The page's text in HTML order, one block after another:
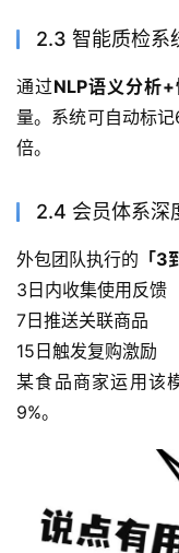
2.3 智能质检系
通过NLP语义分析
量。系统可自动标
倍。
2.4 会员体系深
外包团队执行的 「
3日内收集使用反馈
7日推送关联商品
15日触发复购激励
某食品商家运用该
9%。